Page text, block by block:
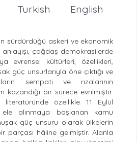
English
Turkish
sürdürdüğü askerî ve ekonomik
çağdaş demokrasilerde
evrensel kültürleri, özellikleri,
güç unsurlarıyla öne çıktığı ve
sempati ve rızalarının
kazandığı bir sürece evrilmiştir.
literatüründe özellikle 11 Eylül
alınmaya başlanan kamu
güç unsuru olarak ülkelerin
parçası hâline gelmiştir. Alanla